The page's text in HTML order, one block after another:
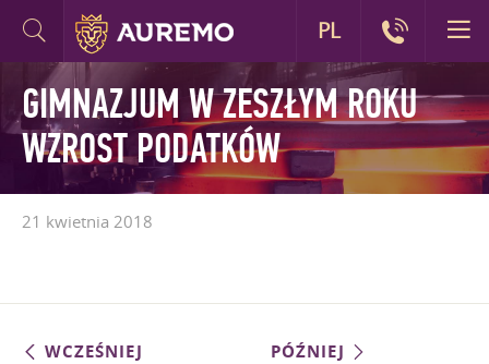
GIMNAZJUM W ZESZŁYM ROKU
WZROST PODATKÓW
21 kwietnia 2018
WCZEŚNIEJ PÓŹNIEJ
PL